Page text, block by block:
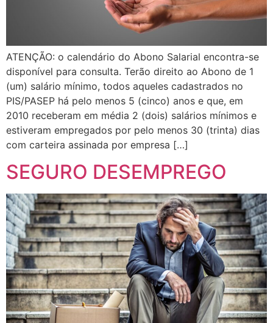
ATENÇÃO: o calendário do Abono Salarial encontra-se
disponível para consulta. Terão direito ao Abono de 1
(um) salário mínimo, todos aqueles cadastrados no
PIS/PASEP há pelo menos 5 (cinco) anos e que, em
2010 receberam em média 2 (dois) salários mínimos e
estiveram empregados por pelo menos 30 (trinta) dias
com carteira assinada por empresa […]
SEGURO DESEMPREGO